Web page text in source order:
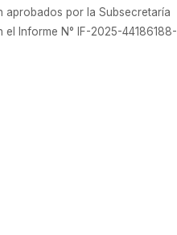
aprobados por la Subsecretaría
Informe N° IF-2025-44186188-